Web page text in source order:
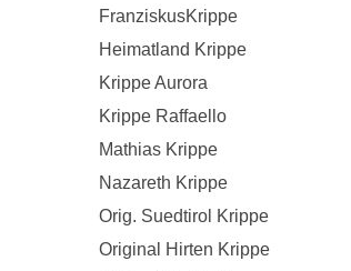
FranziskusKrippe
Heimatland Krippe
Krippe Aurora
Krippe Raffaello
Mathias Krippe
Nazareth Krippe
Orig. Suedtirol Krippe
Original Hirten Krippe